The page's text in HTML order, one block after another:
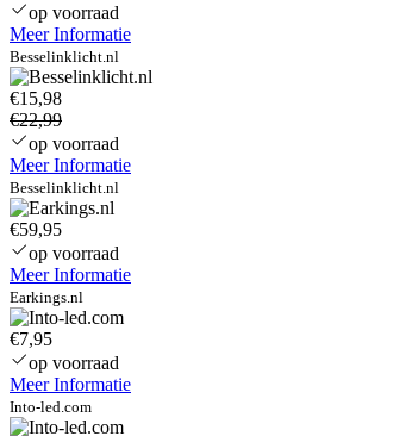
op voorraad
Meer Informatie
Besselinklicht.nl
€15,98
€22,99
op voorraad
Meer Informatie
Besselinklicht.nl
€59,95
op voorraad
Meer Informatie
Earkings.nl
€7,95
op voorraad
Meer Informatie
Into-led.com